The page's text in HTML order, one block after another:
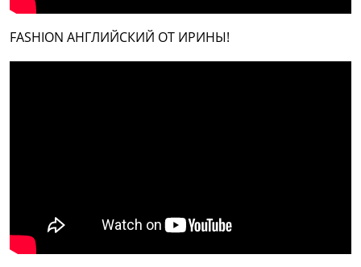
FASHION АНГЛИЙСКИЙ ОТ ИРИНЫ!